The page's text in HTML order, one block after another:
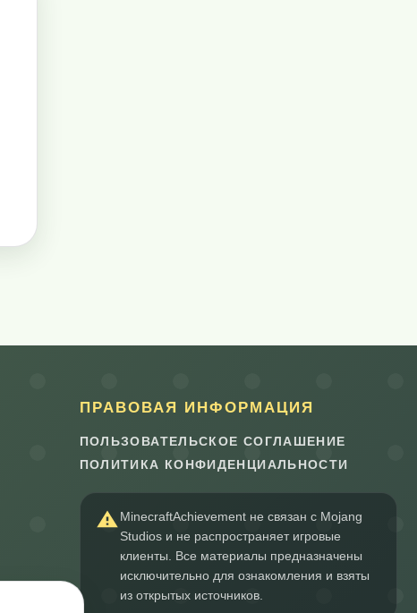
ПРАВОВАЯ ИНФОРМАЦИЯ
ПОЛЬЗОВАТЕЛЬСКОЕ СОГЛАШЕНИЕ
ПОЛИТИКА КОНФИДЕНЦИАЛЬНОСТИ
MinecraftAchievement не связан с Mojang
Studios и не распространяет игровые
клиенты. Все материалы предназначены
исключительно для ознакомления и взяты
из открытых источников.